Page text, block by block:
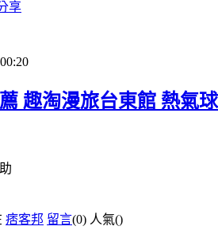
享
00:20
趣淘漫旅台東館 熱氣
痞客邦 留言(0) 人氣()